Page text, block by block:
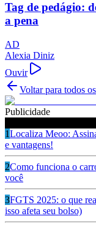
Tag de pedágio:
a pena
AD
Alexia Diniz
Ouvir
Voltar para todos
Publicidade
1Localiza Meoo:
e vantagens!
2Como funciona o
você
3FGTS 2025: o que
isso afeta seu bolso)